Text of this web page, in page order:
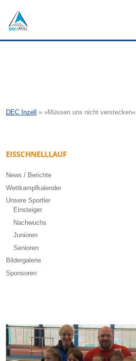
DEC Inzell » »Müssen uns nicht verstecken«
EISSCHNELLLAUF
News / Berichte
Wettkampfkalender
Unsere Sportler
Einsteiger
Nachwuchs
Junioren
Senioren
Bildergalerie
Sponsoren